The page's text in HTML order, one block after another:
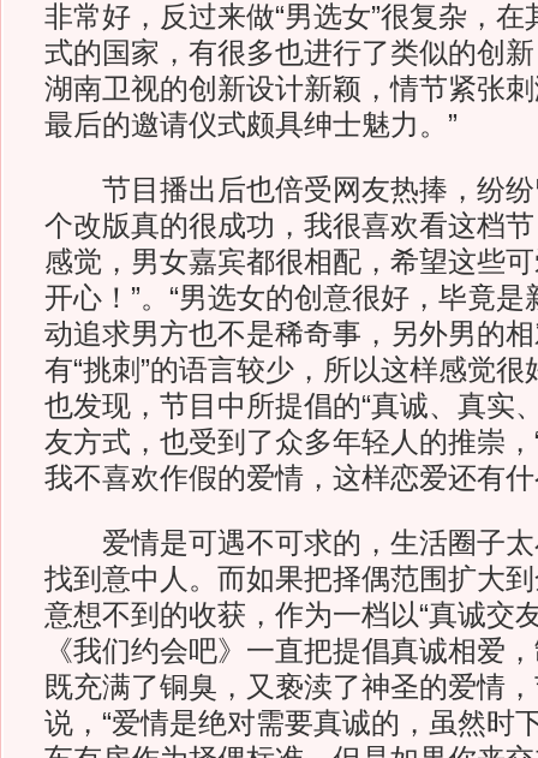
非常好，反过来做“男选女”很复杂，
式的国家，有很多也进行了类似的创
湖南卫视的创新设计新颖，情节紧张
最后的邀请仪式颇具绅士魅力。”
节目播出后也倍受网友热捧，纷纷
个改版真的很成功，我很喜欢看这档
感觉，男女嘉宾都很相配，希望这些
开心！”。“男选女的创意很好，毕竟
动追求男方也不是稀奇事，另外男的
有“挑刺”的语言较少，所以这样感觉很
也发现，节目中所提倡的“真诚、真实
友方式，也受到了众多年轻人的推崇
我不喜欢作假的爱情，这样恋爱还有什
爱情是可遇不可求的，生活圈子太
找到意中人。而如果把择偶范围扩大
意想不到的收获，作为一档以“真诚交
《我们约会吧》一直把提倡真诚相爱
既充满了铜臭，又亵渎了神圣的爱情
说，“爱情是绝对需要真诚的，虽然时